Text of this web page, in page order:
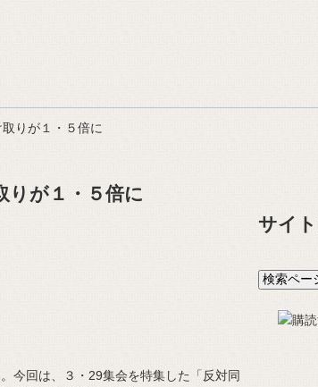
りが１・５倍に
が１・５倍に
今回は、３・29集会を特集した「反対同
サイ